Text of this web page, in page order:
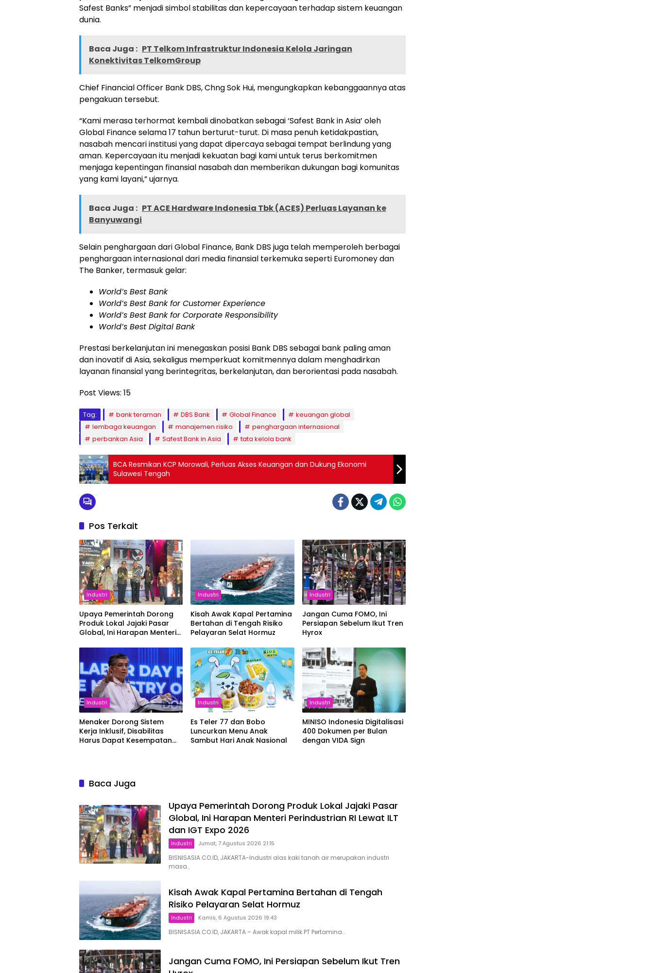
Safest Banks” menjadi simbol stabilitas dan kepercayaan terhadap sistem keuangan
dunia.
Baca Juga : PT Telkom Infrastruktur Indonesia Kelola Jaringan
Konektivitas TelkomGroup
Chief Financial Officer Bank DBS, Chng Sok Hui, mengungkapkan kebanggaannya atas
pengakuan tersebut.
“Kami merasa terhormat kembali dinobatkan sebagai ‘Safest Bank in Asia’ oleh
Global Finance selama 17 tahun berturut-turut. Di masa penuh ketidakpastian,
nasabah mencari institusi yang dapat dipercaya sebagai tempat berlindung yang
aman. Kepercayaan itu menjadi kekuatan bagi kami untuk terus berkomitmen
menjaga kepentingan finansial nasabah dan memberikan dukungan bagi komunitas
yang kami layani,” ujarnya.
Baca Juga : PT ACE Hardware Indonesia Tbk (ACES) Perluas Layanan ke
Banyuwangi
Selain penghargaan dari Global Finance, Bank DBS juga telah memperoleh berbagai
penghargaan internasional dari media finansial terkemuka seperti Euromoney dan
The Banker, termasuk gelar:
World’s Best Bank
World’s Best Bank for Customer Experience
World’s Best Bank for Corporate Responsibility
World’s Best Digital Bank
Prestasi berkelanjutan ini menegaskan posisi Bank DBS sebagai bank paling aman
dan inovatif di Asia, sekaligus memperkuat komitmennya dalam menghadirkan
layanan finansial yang berintegritas, berkelanjutan, dan berorientasi pada nasabah.
Post Views: 15
Tag: bank teraman DBS Bank Global Finance
keuangan global
lembaga keuangan
manajemen risiko
penghargaan internasional
perbankan Asia
Safest Bank in Asia tata kelola bank
BCA Resmikan KCP Morowali, Perluas Akses Keuangan dan Dukung Ekonomi
Sulawesi Tengah
Pos Terkait
Industri
Upaya Pemerintah Dorong
Produk Lokal Jajaki Pasar
Global, Ini Harapan Menteri
dan IGT Expo 2026
Industri
Kisah Awak Kapal Pertamina
Bertahan di Tengah Risiko
Pelayaran Selat Hormuz
Industri
Jangan Cuma FOMO, Ini
Persiapan Sebelum Ikut Tren
Hyrox
Industri
Menaker Dorong Sistem
Kerja Inklusif, Disabilitas
Harus Dapat Kesempatan
Industri
Es Teler 77 dan Bobo
Luncurkan Menu Anak
Sambut Hari Anak Nasional
Industri
MINISO Indonesia Digitalisasi
400 Dokumen per Bulan
dengan VIDA Sign
Baca Juga
Upaya Pemerintah Dorong Produk Lokal Jajaki Pasar
Global, Ini Harapan Menteri Perindustrian RI Lewat ILT
dan IGT Expo 2026
Industri Jumat, 7 Agustus 2026 21:15
BISNISASIA.CO.ID, JAKARTA-Industri alas kaki tanah air merupakan industri
masa…
Kisah Awak Kapal Pertamina Bertahan di Tengah
Risiko Pelayaran Selat Hormuz
Industri Kamis, 6 Agustus 2026 19:43
BISNISASIA.CO.ID, JAKARTA – Awak kapal milik PT Pertamina…
Jangan Cuma FOMO, Ini Persiapan Sebelum Ikut Tren